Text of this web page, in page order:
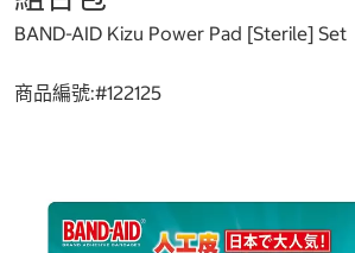
BAND-AID Kizu Power Pad [Sterile] Set
商品編號:#122125